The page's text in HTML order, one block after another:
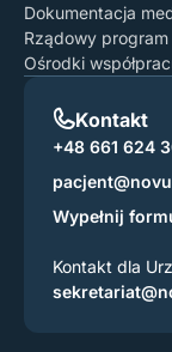
Dokumentacja
Rządowy
Ośrodki
Kontakt
+48 661 624
Wypełnij
Kontakt dla